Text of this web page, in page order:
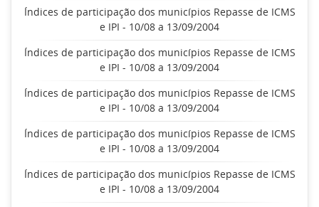
Índices de participação dos municípios Repasse de ICMS
e IPI - 10/08 a 13/09/2004
Índices de participação dos municípios Repasse de ICMS
e IPI - 10/08 a 13/09/2004
Índices de participação dos municípios Repasse de ICMS
e IPI - 10/08 a 13/09/2004
Índices de participação dos municípios Repasse de ICMS
e IPI - 10/08 a 13/09/2004
Índices de participação dos municípios Repasse de ICMS
e IPI - 10/08 a 13/09/2004